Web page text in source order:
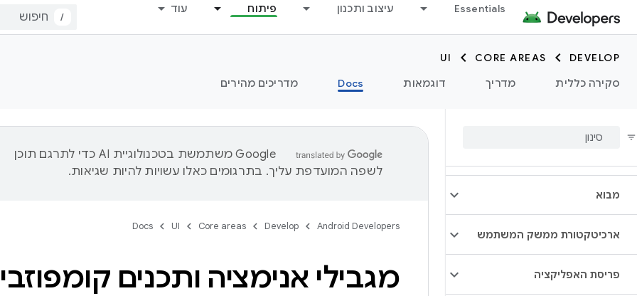
Essentials עיצוב ותכנון פיתוח עוד
/
DEVELOP
CORE AREAS
UI
סקירה כללית
מדריך דוגמאות Docs מדריכים מהירים
מבוא
ארכיטקטורת ממשק המשתמש
פריסת האפליקציה
‫Google משתמשת בטכנולוגיית AI כדי לתרגם תוכן
לשפה המועדפת עליך. בתרגומים כאלו עשויות להיות שגיאות.
Android Developers
Develop
Core areas
UI
Docs
מגבילי אנימציה ותכנים